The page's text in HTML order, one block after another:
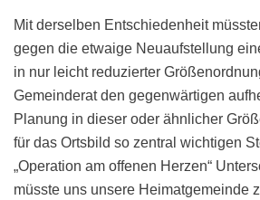
Mit derselben Entschiedenheit
gegen die etwaige Neuaufstellung
in nur leicht reduzierter
Gemeinderat den gegenwärtigen
Planung in dieser oder ähnlicher
für das Ortsbild so zentral wichtigen
„Operation am offenen Herzen“
müsste uns unsere Heimatgemeinde